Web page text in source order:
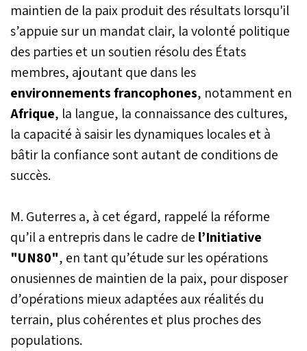
maintien de la paix produit des résultats lorsqu'il
s’appuie sur un mandat clair, la volonté politique
des parties et un soutien résolu des États
membres, ajoutant que dans les
environnements francophones, notamment en
Afrique, la langue, la connaissance des cultures,
la capacité à saisir les dynamiques locales et à
bâtir la confiance sont autant de conditions de
succès.
M. Guterres a, à cet égard, rappelé la réforme
qu’il a entrepris dans le cadre de l’Initiative
"UN80", en tant qu’étude sur les opérations
onusiennes de maintien de la paix, pour disposer
d’opérations mieux adaptées aux réalités du
terrain, plus cohérentes et plus proches des
populations.